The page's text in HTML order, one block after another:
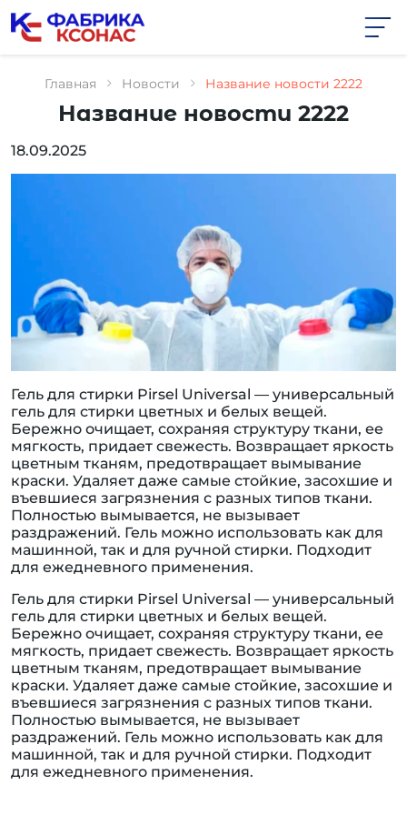
содержимому
Главная Новости Название новости 2222
Название новости 2222
18.09.2025
Гель для стирки Pirsel Universal — универсальный
гель для стирки цветных и белых вещей.
Бережно очищает, сохраняя структуру ткани, ее
мягкость, придает свежесть. Возвращает яркость
цветным тканям, предотвращает вымывание
краски. Удаляет даже самые стойкие, засохшие и
въевшиеся загрязнения с разных типов ткани.
Полностью вымывается, не вызывает
раздражений. Гель можно использовать как для
машинной, так и для ручной стирки. Подходит
для ежедневного применения.
Гель для стирки Pirsel Universal — универсальный
гель для стирки цветных и белых вещей.
Бережно очищает, сохраняя структуру ткани, ее
мягкость, придает свежесть. Возвращает яркость
цветным тканям, предотвращает вымывание
краски. Удаляет даже самые стойкие, засохшие и
въевшиеся загрязнения с разных типов ткани.
Полностью вымывается, не вызывает
раздражений. Гель можно использовать как для
машинной, так и для ручной стирки. Подходит
для ежедневного применения.